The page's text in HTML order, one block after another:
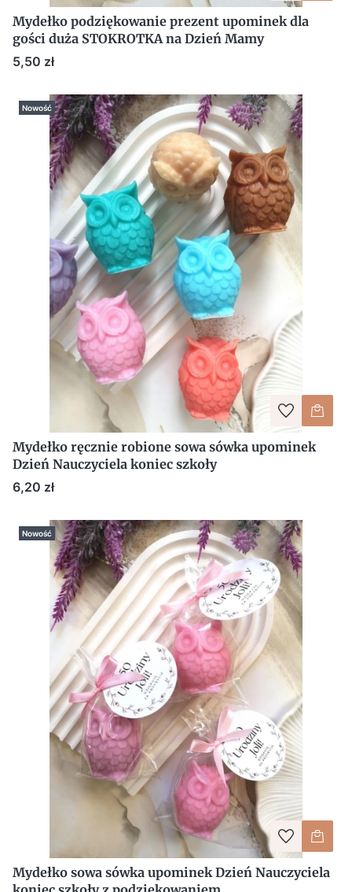
Mydełko podziękowanie prezent upominek dla
gości duża STOKROTKA na Dzień Mamy
Cena
5,50 zł
Nowość
Mydełko ręcznie robione sowa sówka upominek
Dzień Nauczyciela koniec szkoły
Cena
6,20 zł
Nowość
Mydełko sowa sówka upominek Dzień Nauczyciela